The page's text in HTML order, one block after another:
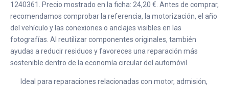
1240361. Precio mostrado en la ficha: 24,20 €. Antes de comprar,
recomendamos comprobar la referencia, la motorización, el año
del vehículo y las conexiones o anclajes visibles en las
fotografías. Al reutilizar componentes originales, también
ayudas a reducir residuos y favoreces una reparación más
sostenible dentro de la economía circular del automóvil.
Ideal para reparaciones relacionadas con motor, admisión,